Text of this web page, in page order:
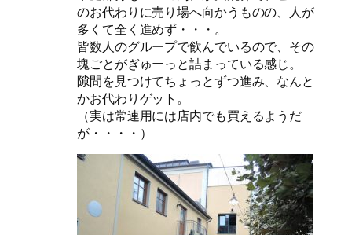
のお代わりに売り場へ向かうものの、人が
多くて全く進めず・・・。
皆数人のグループで飲んでいるので、その
塊ごとがぎゅーっと詰まっている感じ。
隙間を見つけてちょっとずつ進み、なんと
かお代わりゲット。
（実は常連用には店内でも買えるようだ
が・・・・）